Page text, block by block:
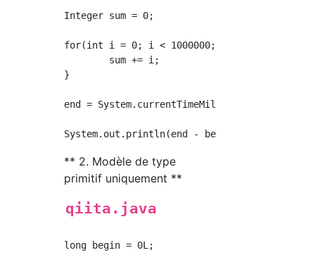
Integer sum = 0;
for(int i = 0; i < 1000000; i++) {
}
end = System.currentTimeMillis();
** 2. Modèle de type
primitif uniquement **
qiita.java
long begin = 0L;